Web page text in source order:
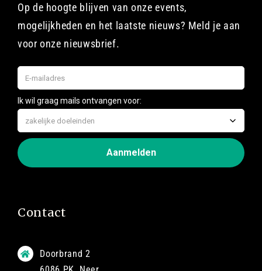
Op de hoogte blijven van onze events,
mogelijkheden en het laatste nieuws? Meld je aan
voor onze nieuwsbrief.
Contact
Doorbrand 2